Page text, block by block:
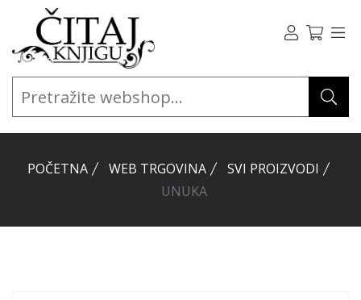
POČETNA WEB TRGOVINA
SVI PROIZVODI
UNUKA